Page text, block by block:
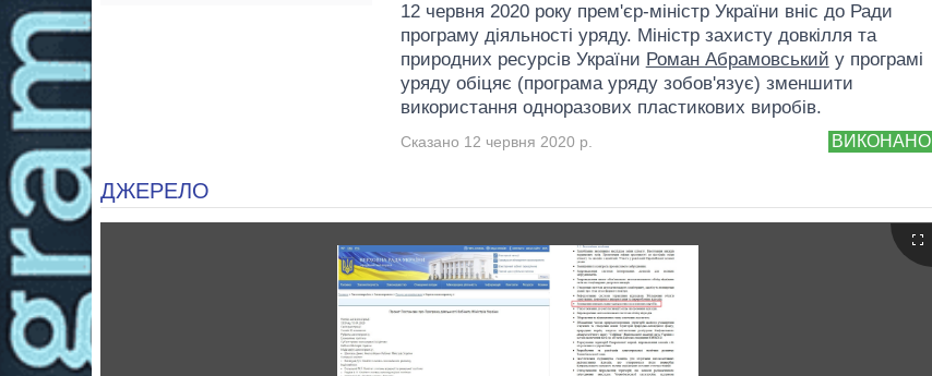
12 червня 2020 року прем'єр-міністр України вніс до Ради
програму діяльності уряду. Міністр захисту довкілля та
природних ресурсів України Роман Абрамовський у програмі
уряду обіцяє (програма уряду зобов'язує) зменшити
використання одноразових пластикових виробів.
ВИКОНАНО
Сказано 12 червня 2020 р.
ДЖЕРЕЛО